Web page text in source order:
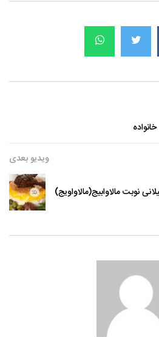
ویدیو بعدی
نوبت مالاوابیج(مالاواویج)